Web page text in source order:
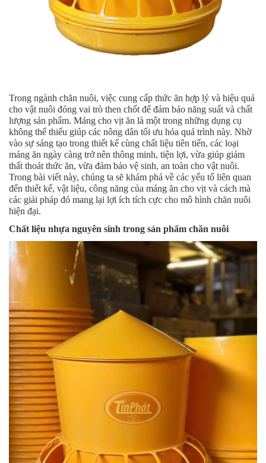
Trong ngành chăn nuôi, việc cung cấp thức ăn hợp lý và hiệu quả
cho vật nuôi đóng vai trò then chốt để đảm bảo năng suất và chất
lượng sản phẩm. Máng cho vịt ăn là một trong những dụng cụ
không thể thiếu giúp các nông dân tối ưu hóa quá trình này. Nhờ
vào sự sáng tạo trong thiết kế cùng chất liệu tiên tiến, các loại
máng ăn ngày càng trở nên thông minh, tiện lợi, vừa giúp giảm
thất thoát thức ăn, vừa đảm bảo vệ sinh, an toàn cho vật nuôi.
Trong bài viết này, chúng ta sẽ khám phá về các yếu tố liên quan
đến thiết kế, vật liệu, công năng của máng ăn cho vịt và cách mà
các giải pháp đó mang lại lợi ích tích cực cho mô hình chăn nuôi
hiện đại.
Chất liệu nhựa nguyên sinh trong sản phẩm chăn nuôi